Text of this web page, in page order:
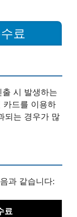
료
시 발생하는
카드를 이용하
되는 경우가 많
과 같습니다:
료